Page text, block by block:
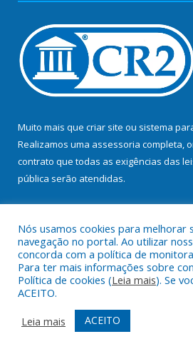
Muito mais que criar site ou sistema
Realizamos uma assessoria completa,
contrato que todas as exigências das
pública serão atendidas.
Todos os direitos reservados a
Mapa do Site
Acessar Área
Acessar Webmail
Nós usamos cookies para melhorar
navegação no portal. Ao utilizar
concorda com a política de
Para ter mais informações sobre
Política de cookies (Leia mais). Se
ACEITO.
Leia mais
ACEITO